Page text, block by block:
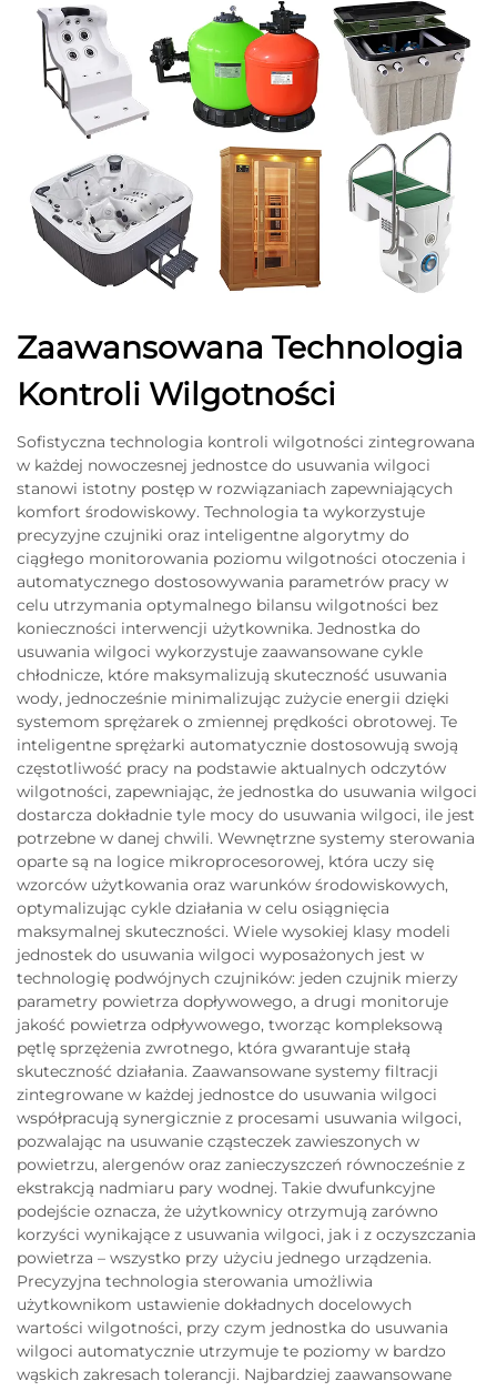
Zaawansowana Technologia
Kontroli Wilgotności
Sofistyczna technologia kontroli wilgotności zintegrowana
w każdej nowoczesnej jednostce do usuwania wilgoci
stanowi istotny postęp w rozwiązaniach zapewniających
komfort środowiskowy. Technologia ta wykorzystuje
precyzyjne czujniki oraz inteligentne algorytmy do
ciągłego monitorowania poziomu wilgotności otoczenia i
automatycznego dostosowywania parametrów pracy w
celu utrzymania optymalnego bilansu wilgotności bez
konieczności interwencji użytkownika. Jednostka do
usuwania wilgoci wykorzystuje zaawansowane cykle
chłodnicze, które maksymalizują skuteczność usuwania
wody, jednocześnie minimalizując zużycie energii dzięki
systemom sprężarek o zmiennej prędkości obrotowej. Te
inteligentne sprężarki automatycznie dostosowują swoją
częstotliwość pracy na podstawie aktualnych odczytów
wilgotności, zapewniając, że jednostka do usuwania wilgoci
dostarcza dokładnie tyle mocy do usuwania wilgoci, ile jest
potrzebne w danej chwili. Wewnętrzne systemy sterowania
oparte są na logice mikroprocesorowej, która uczy się
wzorców użytkowania oraz warunków środowiskowych,
optymalizując cykle działania w celu osiągnięcia
maksymalnej skuteczności. Wiele wysokiej klasy modeli
jednostek do usuwania wilgoci wyposażonych jest w
technologię podwójnych czujników: jeden czujnik mierzy
parametry powietrza dopływowego, a drugi monitoruje
jakość powietrza odpływowego, tworząc kompleksową
pętlę sprzężenia zwrotnego, która gwarantuje stałą
skuteczność działania. Zaawansowane systemy filtracji
zintegrowane w każdej jednostce do usuwania wilgoci
współpracują synergicznie z procesami usuwania wilgoci,
pozwalając na usuwanie cząsteczek zawieszonych w
powietrzu, alergenów oraz zanieczyszczeń równocześnie z
ekstrakcją nadmiaru pary wodnej. Takie dwufunkcyjne
podejście oznacza, że użytkownicy otrzymują zarówno
korzyści wynikające z usuwania wilgoci, jak i z oczyszczania
powietrza – wszystko przy użyciu jednego urządzenia.
Precyzyjna technologia sterowania umożliwia
użytkownikom ustawienie dokładnych docelowych
wartości wilgotności, przy czym jednostka do usuwania
wilgoci automatycznie utrzymuje te poziomy w bardzo
wąskich zakresach tolerancji. Najbardziej zaawansowane